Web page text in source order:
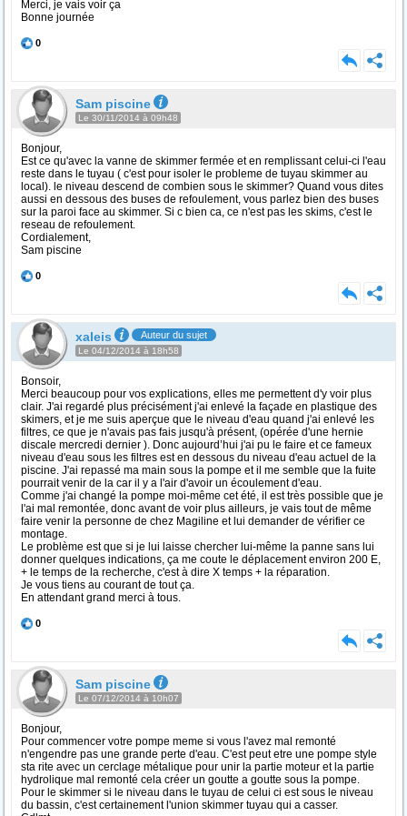
Merci, je vais voir ça
Bonne journée
0
Sam piscine
Le 30/11/2014 à 09h48
Bonjour,
Est ce qu'avec la vanne de skimmer fermée et en remplissant celui-ci l'eau
reste dans le tuyau ( c'est pour isoler le probleme de tuyau skimmer au
local). le niveau descend de combien sous le skimmer? Quand vous dites
aussi en dessous des buses de refoulement, vous parlez bien des buses
sur la paroi face au skimmer. Si c bien ca, ce n'est pas les skims, c'est le
reseau de refoulement.
Cordialement,
Sam piscine
0
xaleis Auteur du sujet
Le 04/12/2014 à 18h58
Bonsoir,
Merci beaucoup pour vos explications, elles me permettent d'y voir plus
clair. J'ai regardé plus précisément j'ai enlevé la façade en plastique des
skimers, et je me suis aperçue que le niveau d'eau quand j'ai enlevé les
filtres, ce que je n'avais pas fais jusqu'à présent, (opérée d'une hernie
discale mercredi dernier ). Donc aujourd’hui j'ai pu le faire et ce fameux
niveau d'eau sous les filtres est en dessous du niveau d'eau actuel de la
piscine. J'ai repassé ma main sous la pompe et il me semble que la fuite
pourrait venir de la car il y a l'air d'avoir un écoulement d'eau.
Comme j'ai changé la pompe moi-même cet été, il est très possible que je
l'ai mal remontée, donc avant de voir plus ailleurs, je vais tout de même
faire venir la personne de chez Magiline et lui demander de vérifier ce
montage.
Le problème est que si je lui laisse chercher lui-même la panne sans lui
donner quelques indications, ça me coute le déplacement environ 200 E,
+ le temps de la recherche, c'est à dire X temps + la réparation.
Je vous tiens au courant de tout ça.
En attendant grand merci à tous.
0
Sam piscine
Le 07/12/2014 à 10h07
Bonjour,
Pour commencer votre pompe meme si vous l'avez mal remonté
n'engendre pas une grande perte d'eau. C'est peut etre une pompe style
sta rite avec un cerclage métalique pour unir la partie moteur et la partie
hydrolique mal remonté cela créer un goutte a goutte sous la pompe.
Pour le skimmer si le niveau dans le tuyau de celui ci est sous le niveau
du bassin, c'est certainement l'union skimmer tuyau qui a casser.